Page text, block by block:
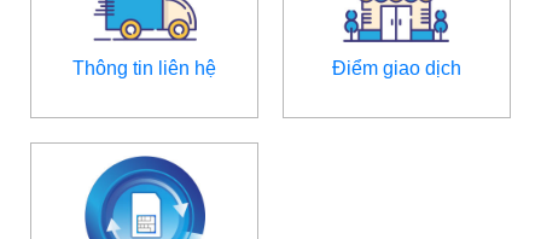
Thông tin liên hệ Điểm giao dịch